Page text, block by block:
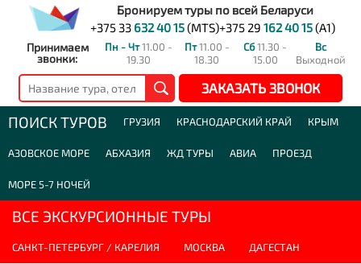
Бронируем туры по всей Беларуси
+375 33 632 40 15(MTS)+375 29 162 40 15(A1)
Принимаем
звонки:
Пн - Чт11.00 -
19.30
Пт11.00 -
18.30
Сб11.30 -
15.00
Вс
Выходной
ЗАКАЗАТЬ ЗВОНОК
ПОИСК ТУРОВ ГРУЗИЯ КРАСНОДАРСКИЙ КРАЙ КРЫМ
АЗОВСКОЕ МОРЕ АБХАЗИЯ ЖД ТУРЫ АВИА ПРОЕЗД
МОРЕ 5-7 НОЧЕЙ
ВСЕ ЭКСКУРСИОННЫЕ ТУРЫ
САНКТ-ПЕТЕРБУРГ / КАРЕЛИЯ МОСКВА ДАГЕСТАН